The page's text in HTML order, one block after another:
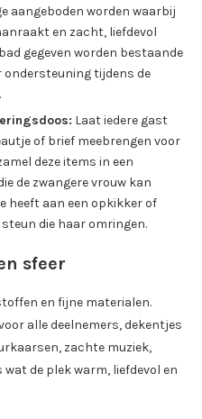
aangeboden worden waarbij
en zacht, liefdevol
gegeven worden bestaande
tijdens de
Laat iedere gast
of brief meebrengen voor
deze items in een
de zwangere vrouw kan
heeft aan een opkikker of
die haar omringen.
sfeer
en fijne materialen.
alle deelnemers, dekentjes
zachte muziek,
de plek warm, liefdevol en